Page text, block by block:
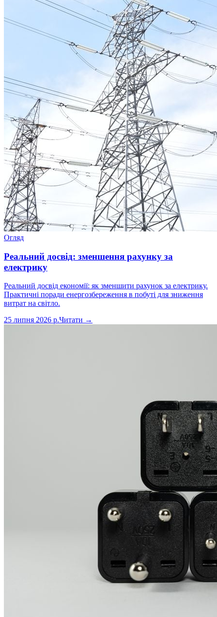
Огляд
Реальний досвід: зменшення рахунку за
електрику
Реальний досвід економії: як зменшити рахунок за електрику.
Практичні поради енергозбереження в побуті для зниження
витрат на світло.
25 липня 2026 р.Читати →